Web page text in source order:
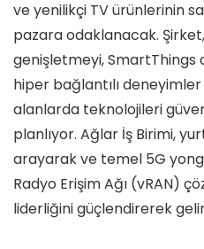
ve yenilikçi TV ürünlerinin
pazara odaklanacak.
genişletmeyi, SmartThings
hiper bağlantılı
alanlarda teknolojileri
planlıyor. Ağlar İş Birimi,
arayarak ve temel 5G
Radyo Erişim Ağı (vRAN)
liderliğini güçlendirerek